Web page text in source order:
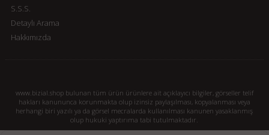
S.S.S.
Detaylı Arama
Hakkımızda
www.bizial.shop bulunan tüm ürün ürünlere ait açıklayıcı bilgiler, görseller telif
hakları kanununca korunmakta olup izinsiz paylaşılması, kopyalanması veya
herhangi biri yazılı ya da görsel mecralarda kullanılması kanunen yasaklanmış
olup hukuki yaptırıma tabi tutulmaktadır.